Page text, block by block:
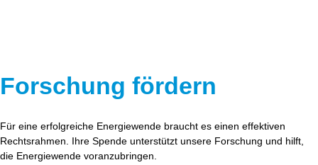
Forschung fördern
Für eine erfolgreiche Energiewende braucht es einen effektiven
Rechtsrahmen. Ihre Spende unterstützt unsere Forschung und hilft,
die Energiewende voranzubringen.